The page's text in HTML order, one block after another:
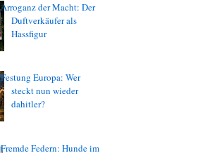
Arroganz der Macht: Der
Duftverkäufer als
Hassfigur
Festung Europa: Wer
steckt nun wieder
dahitler?
Fremde Federn: Hunde im